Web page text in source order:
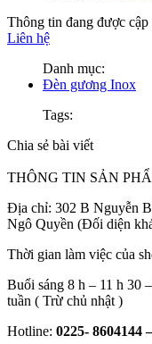
Thông tin đang được cập
Liên hệ
Danh mục:
Đèn gương Inox
Tags:
Chia sẻ bài viết
THÔNG TIN SẢN
Địa chỉ: 302 B Nguyễn
Ngô Quyền (Đối diện
Thời gian làm việc của
Buổi sáng 8 h – 11 h 30
tuần ( Trừ chủ nhật )
Hotline: 0225- 8604144